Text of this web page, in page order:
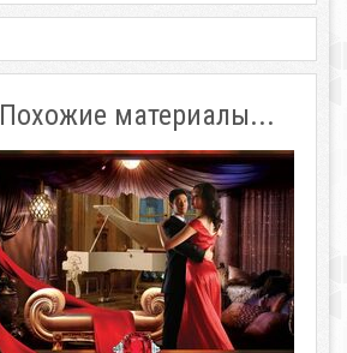
Похожие материалы...